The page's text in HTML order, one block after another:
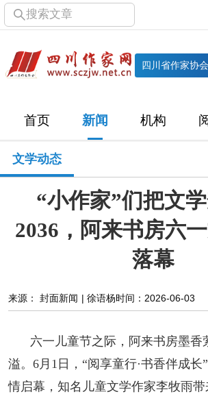
搜索文章
四川省作家协
首页 新闻 机构
机构
直属单位 团体会员 主管社
历届主席团
时政 文学动态 作协工
小说 散文 诗歌
校园文学 其他阅读 文学访
文学动态
“小作家”们把文
2036，阿来书房六
落幕
来源： 封面新闻 | 徐语杨时间：2026-06-03
六一儿童节之际，阿来书房墨香
溢。6月1日，“阅享童行·书香伴成长
情启幕，知名儿童文学作家李牧雨